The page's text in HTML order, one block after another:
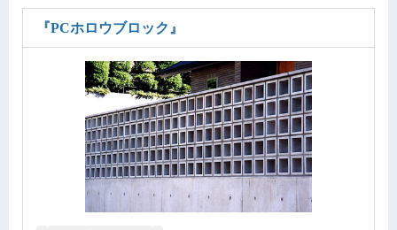
『PCホロウブロック』